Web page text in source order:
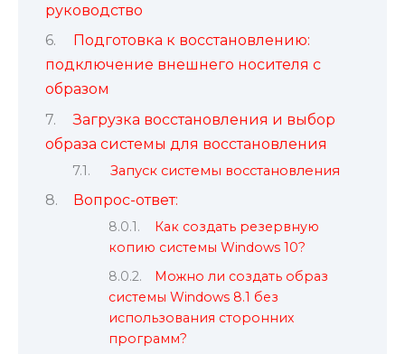
руководство
Подготовка к восстановлению:
подключение внешнего носителя с
образом
Загрузка восстановления и выбор
образа системы для восстановления
Запуск системы восстановления
Вопрос-ответ:
Как создать резервную
копию системы Windows 10?
Можно ли создать образ
системы Windows 8.1 без
использования сторонних
программ?